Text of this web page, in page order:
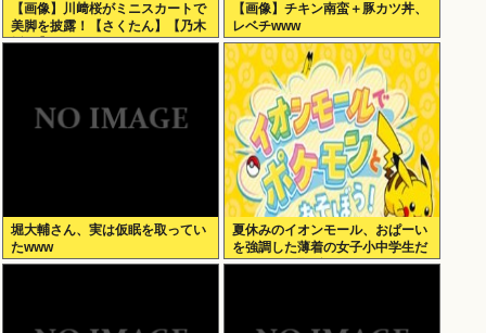
【画像】川﨑桜がミニスカートで
美脚を披露！【さくたん】【乃木
坂46】
【画像】チキン南蛮＋豚カツ丼、
レベチwww
堀大輔さん、実は仮眠を取ってい
たwww
夏休みのイオンモール、おぱーい
を強調した薄着の女子小中学生だ
らけ。あれ恥ずかしくないの？